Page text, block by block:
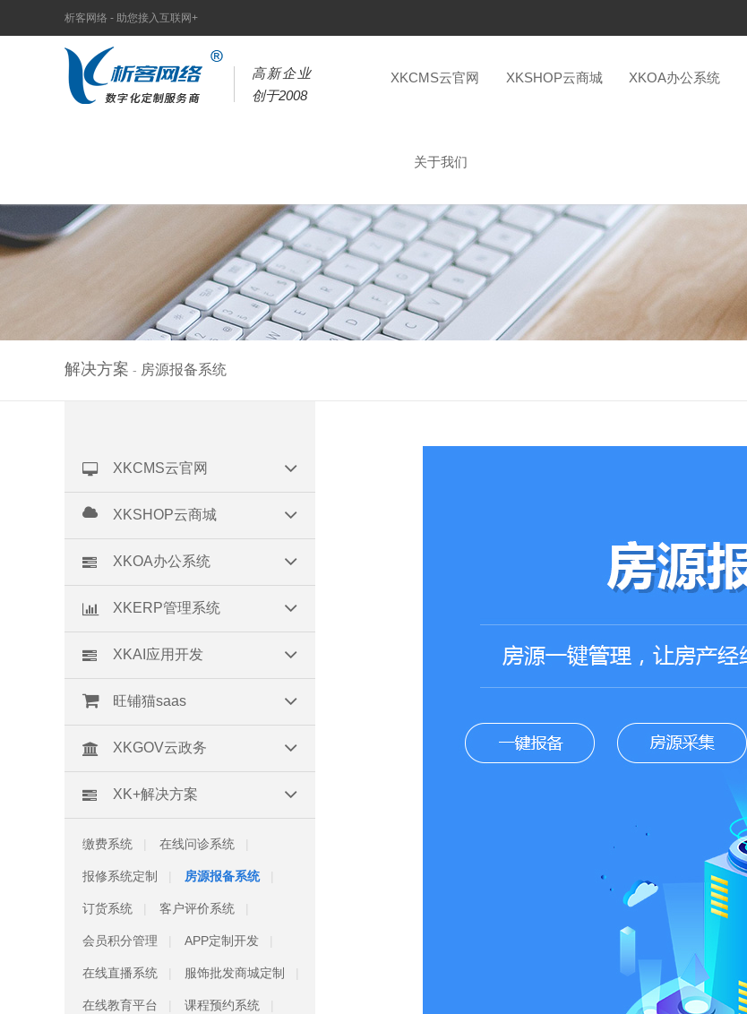
析客网络 - 助您接入互联网+
高新企业
创于2008
XKCMS云官网 XKSHOP云商城 XKOA办公系统
关于我们
解决方案 - 房源报备系统
XKCMS云官网
XKSHOP云商城
XKOA办公系统
XKERP管理系统
XKAI应用开发
旺铺猫saas
XKGOV云政务
XK+解决方案
缴费系统 在线问诊系统
报修系统定制 房源报备系统
订货系统 客户评价系统
会员积分管理 APP定制开发
在线直播系统 服饰批发商城定制
在线教育平台 课程预约系统